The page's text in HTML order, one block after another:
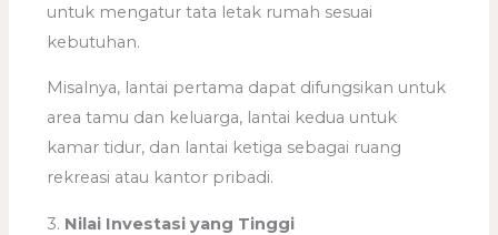
untuk mengatur tata letak rumah sesuai
kebutuhan.
Misalnya, lantai pertama dapat difungsikan untuk
area tamu dan keluarga, lantai kedua untuk
kamar tidur, dan lantai ketiga sebagai ruang
rekreasi atau kantor pribadi.
3. Nilai Investasi yang Tinggi